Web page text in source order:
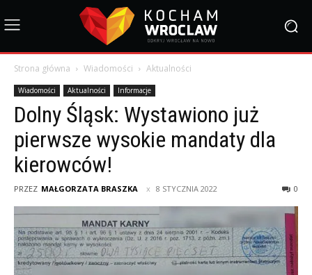
Strona główna Wiadomości Aktualności
Wiadomości Aktualności Informacje
Dolny Śląsk: Wystawiono już
pierwsze wysokie mandaty dla
kierowców!
PRZEZ MAŁGORZATA BRASZKA 8 STYCZNIA 2022 0